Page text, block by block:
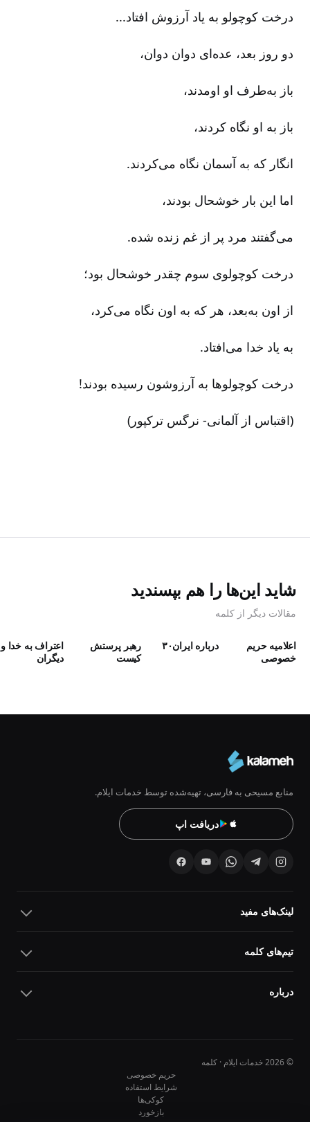
درخت کوچولو به یاد آرزوش افتاد...
دو روز بعد، عده‌ای دوان دوان‌،
باز به‌طرف او اومدند،
باز به او نگاه کردند،
انگار که به آسمان نگاه می‌کردند.
اما این بار خوشحال بودند،
می‌گفتند مرد پر از غم‌ زنده شده‌.
درخت کوچولوی سوم چقدر خوشحال بود؛
از اون به‌بعد، هر که به اون نگاه می‌کرد،
به یاد خدا می‌افتاد.
درخت کوچولوها به آرزوشون رسیده بودند!
(اقتباس از آلمانی‌- نرگس ترکپور)
شاید این‌ها را هم بپسندید
مقالات دیگر از کلمه
اعلامیه حریم
خصوصی
درباره ایران۳۰
رهبر پرستش
كيست
اعتراف به خدا و
دیگران
منابع مسیحی به فارسی، تهیه‌شده توسط خدمات ایلام.
دریافت اپ
لینک‌های مفید
تیم‌های کلمه
درباره
© 2026 خدمات ایلام · کلمه
حریم خصوصی
شرایط استفاده
کوکی‌ها
بازخورد
10